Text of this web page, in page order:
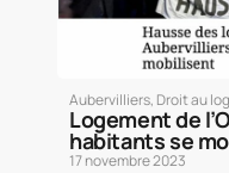
Aubervilliers, Droit au
Logement de
habitants se
17 novembre 2023